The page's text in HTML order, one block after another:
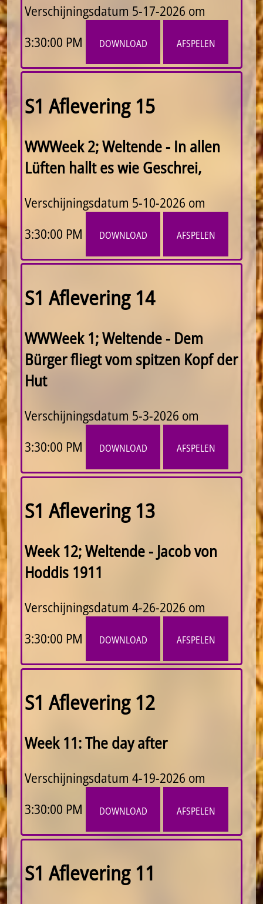
Verschijningsdatum 5-17-2026 om
3:30:00 PM
download afspelen
S1 Aflevering 15
WWWeek 2; Weltende - In allen
Lüften hallt es wie Geschrei,
Verschijningsdatum 5-10-2026 om
3:30:00 PM
download afspelen
S1 Aflevering 14
WWWeek 1; Weltende - Dem
Bürger fliegt vom spitzen Kopf der
Hut
Verschijningsdatum 5-3-2026 om
3:30:00 PM
download afspelen
S1 Aflevering 13
Week 12; Weltende - Jacob von
Hoddis 1911
Verschijningsdatum4-26-2026 om
3:30:00 PM
download afspelen
S1 Aflevering 12
Week 11: The day after
Verschijningsdatum4-19-2026 om
3:30:00 PM
download afspelen
S1 Aflevering 11